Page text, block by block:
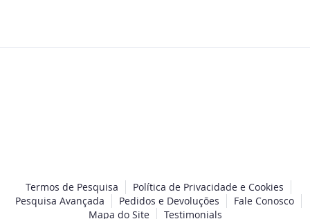
Termos de Pesquisa
Política de Privacidade e Cookies
Pesquisa Avançada
Pedidos e Devoluções
Fale Conosco
Mapa do Site
Testimonials